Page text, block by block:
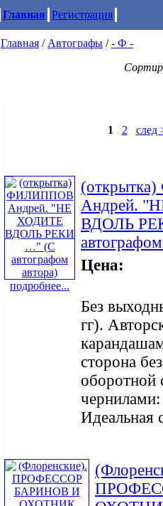
Главная Регистрация
Главная / Автографы /- Ф -
1 2 след
подробнее...
Андрей.
ВДОЛЬ
Цена:
Без
гг).
сторона
оборотной
Идеальная